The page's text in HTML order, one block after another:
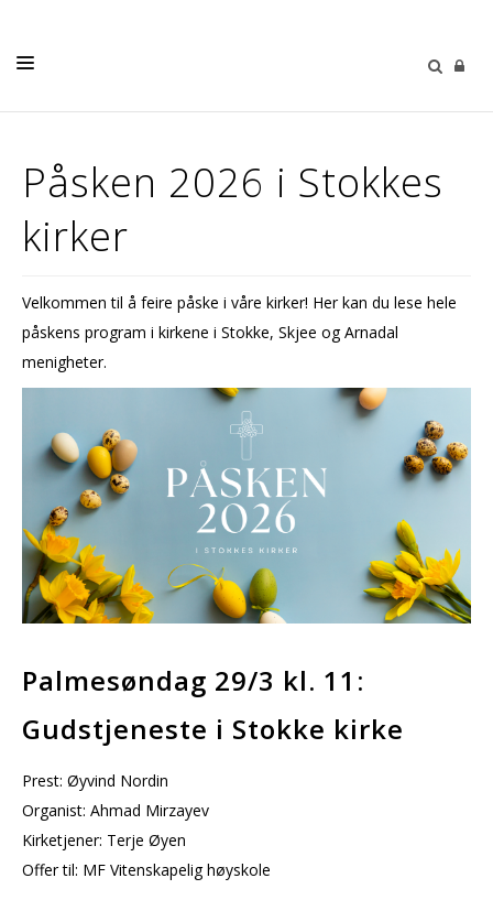
KONFIRMASJON
BARN
DIAKONI
KIRKEMUSIKK
OM OSS
Påsken 2026 i Stokkes
kirker
Velkommen til å feire påske i våre kirker! Her kan du lese hele
påskens program i kirkene i Stokke, Skjee og Arnadal
menigheter.
Palmesøndag 29/3 kl. 11:
Gudstjeneste i Stokke kirke
Prest: Øyvind Nordin
Organist: Ahmad Mirzayev
Kirketjener: Terje Øyen
Offer til: MF Vitenskapelig høyskole